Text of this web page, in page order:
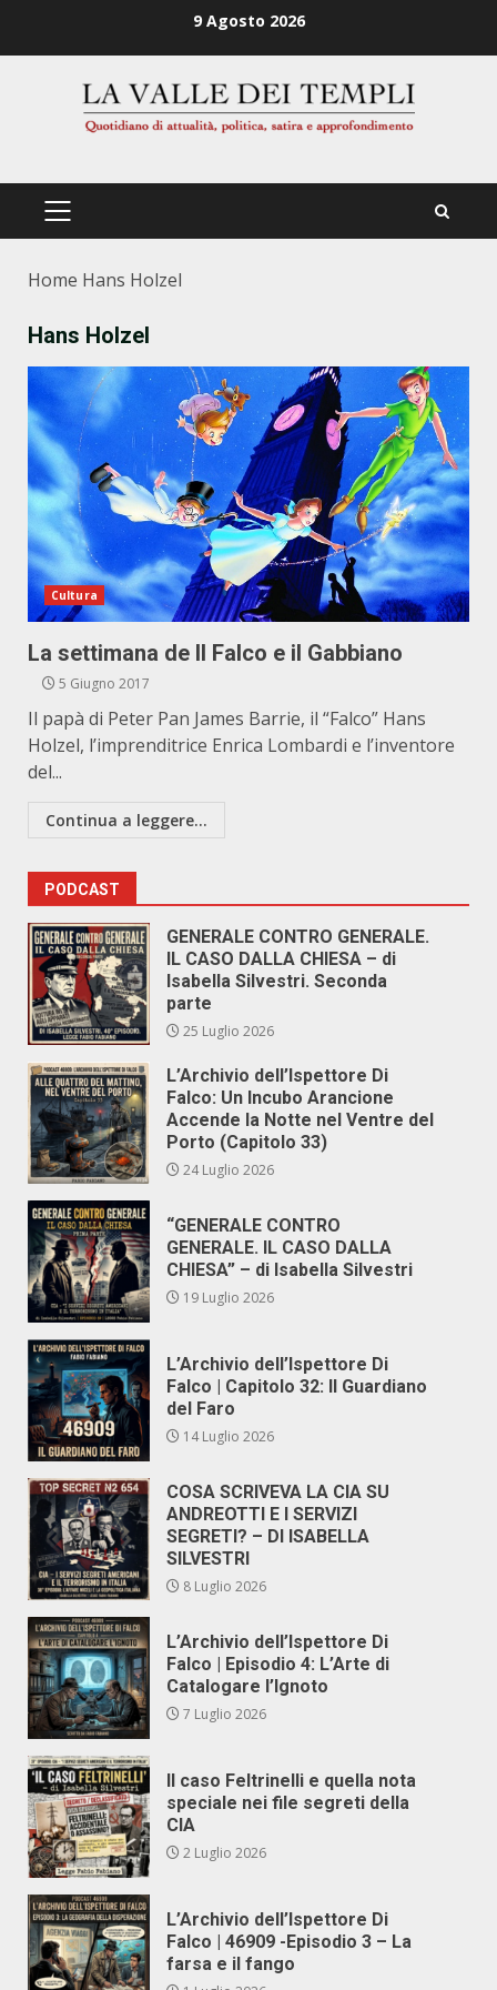
9 Agosto 2026
PRIMÄRES
Home Hans Holzel
Hans Holzel
Cultura
La settimana de Il Falco e il Gabbiano
5 Giugno 2017
Il papà di Peter Pan James Barrie, il “Falco” Hans
Holzel, l’imprenditrice Enrica Lombardi e l’inventore
del...
Continua a leggere...
PODCAST
GENERALE CONTRO GENERALE.
IL CASO DALLA CHIESA – di
Isabella Silvestri. Seconda
parte
25 Luglio 2026
L’Archivio dell’Ispettore Di
Falco: Un Incubo Arancione
Accende la Notte nel Ventre del
Porto (Capitolo 33)
24 Luglio 2026
“GENERALE CONTRO
GENERALE. IL CASO DALLA
CHIESA” – di Isabella Silvestri
19 Luglio 2026
L’Archivio dell’Ispettore Di
Falco | Capitolo 32: Il Guardiano
del Faro
14 Luglio 2026
COSA SCRIVEVA LA CIA SU
ANDREOTTI E I SERVIZI
SEGRETI? – DI ISABELLA
SILVESTRI
8 Luglio 2026
L’Archivio dell’Ispettore Di
Falco | Episodio 4: L’Arte di
Catalogare l’Ignoto
7 Luglio 2026
Il caso Feltrinelli e quella nota
speciale nei file segreti della
CIA
2 Luglio 2026
L’Archivio dell’Ispettore Di
Falco | 46909 -Episodio 3 – La
farsa e il fango